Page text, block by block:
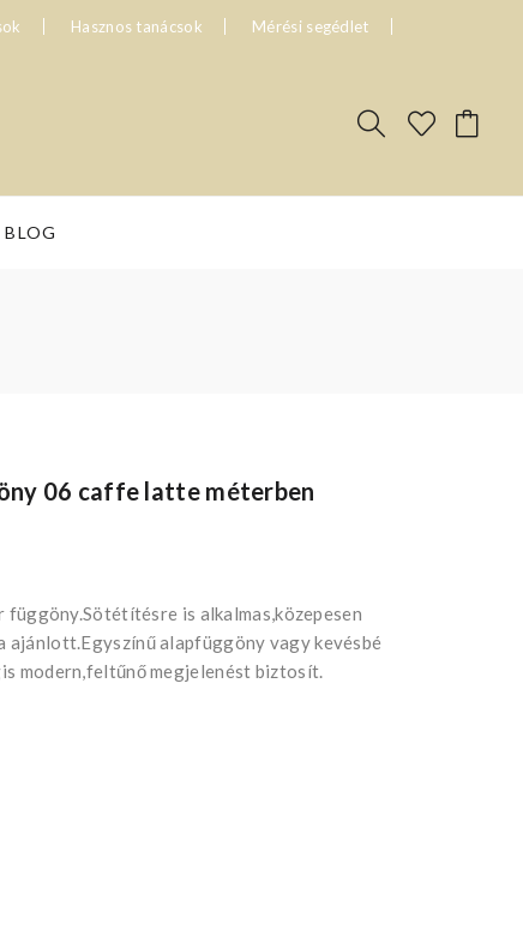
Hasznos tanácsok Mérési segédlet
BLOG
06 caffe latte méterben
is alkalmas,közepesen
ajánlott.Egyszínű alapfüggöny vagy kevésbé
modern,feltűnő megjelenést biztosít.